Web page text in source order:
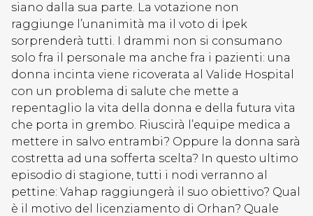
siano dalla sua parte. La votazione non
raggiunge l’unanimità ma il voto di İpek
sorprenderà tutti. I drammi non si consumano
solo fra il personale ma anche fra i pazienti: una
donna incinta viene ricoverata al Valide Hospital
con un problema di salute che mette a
repentaglio la vita della donna e della futura vita
che porta in grembo. Riuscirà l’equipe medica a
mettere in salvo entrambi? Oppure la donna sarà
costretta ad una sofferta scelta? In questo ultimo
episodio di stagione, tutti i nodi verranno al
pettine: Vahap raggiungerà il suo obiettivo? Qual
è il motivo del licenziamento di Orhan? Quale